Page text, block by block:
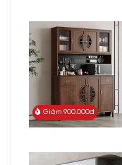
Giảm 900.000đ